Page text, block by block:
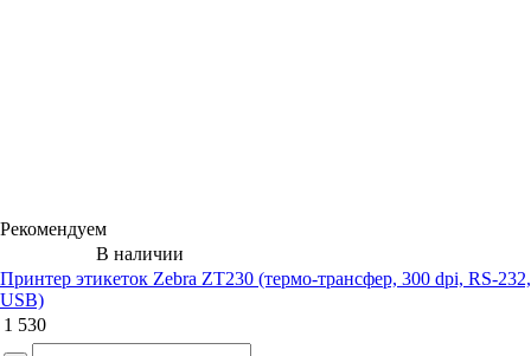
Рекомендуем
В наличии
Принтер этикеток Zebra ZT230 (термо-трансфер, 300 dpi, RS-232,
USB)
1 530